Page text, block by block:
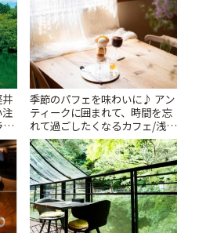
リ
季節のパフェを味わいに♪ アン
ティークに囲まれて、時間を忘
れて過ごしたくなるカフェ/浅草
「annorum cafe」 | ことりっぷ